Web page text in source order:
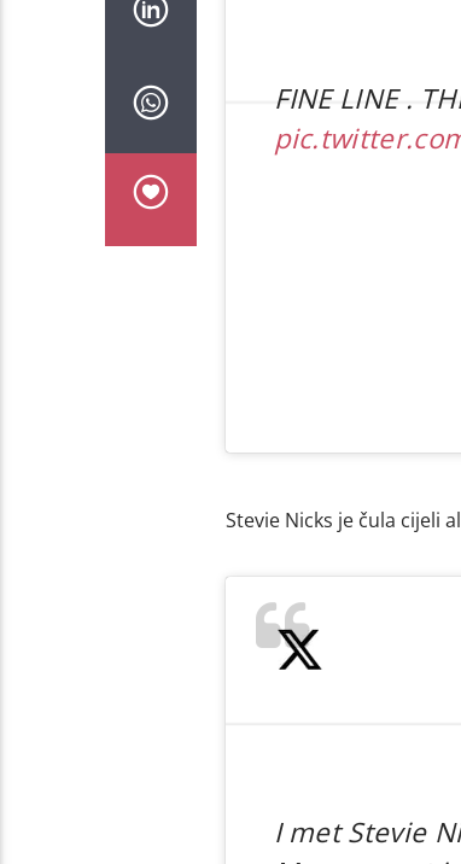
FINE LINE .
Stevie Nicks je čula cijeli
I met Stevie